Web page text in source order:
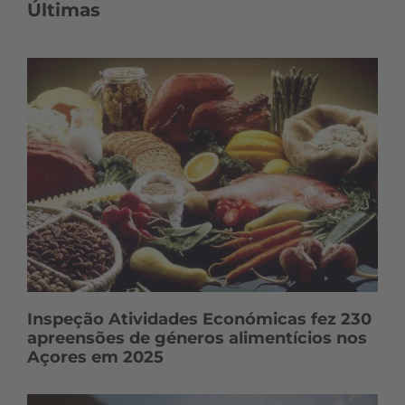
n
e
ú
d
o
Últimas
Inspeção Atividades Económicas fez 230
apreensões de géneros alimentícios nos
Açores em 2025